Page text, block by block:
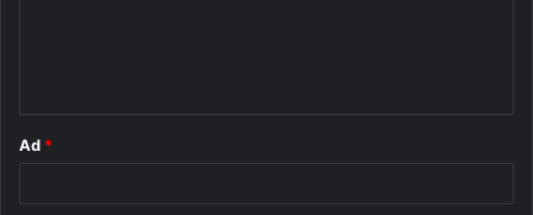
Ad *